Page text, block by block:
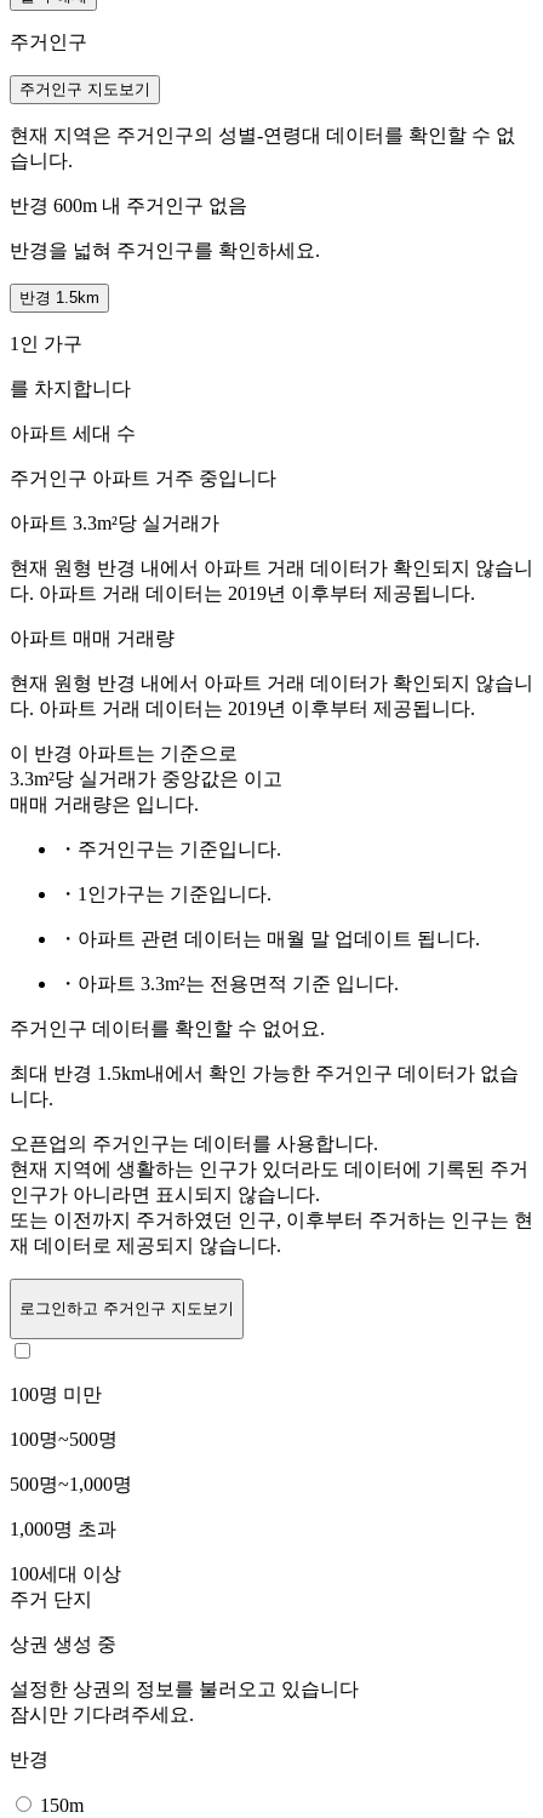
주거인구
주거인구 지도보기
현재 지역은 주거인구의 성별-연령대 데이터를 확인할 수 없
습니다.
반경 600m 내 주거인구 없음
반경을 넓혀 주거인구를 확인하세요.
반경 1.5km
1인 가구
를 차지합니다
아파트 세대 수
주거인구 아파트 거주 중입니다
아파트 3.3m²당 실거래가
현재 원형 반경 내에서 아파트 거래 데이터가 확인되지 않습니
다. 아파트 거래 데이터는 2019년 이후부터 제공됩니다.
아파트 매매 거래량
현재 원형 반경 내에서 아파트 거래 데이터가 확인되지 않습니
다. 아파트 거래 데이터는 2019년 이후부터 제공됩니다.
이 반경 아파트는 기준으로
3.3m²당 실거래가 중앙값은 이고
매매 거래량은 입니다.
・주거인구는 기준입니다.
・1인가구는 기준입니다.
・아파트 관련 데이터는 매월 말 업데이트 됩니다.
・아파트 3.3m²는 전용면적 기준 입니다.
주거인구 데이터를 확인할 수 없어요.
최대 반경 1.5km내에서 확인 가능한 주거인구 데이터가 없습
니다.
오픈업의 주거인구는 데이터를 사용합니다.
현재 지역에 생활하는 인구가 있더라도 데이터에 기록된 주거
인구가 아니라면 표시되지 않습니다.
또는 이전까지 주거하였던 인구, 이후부터 주거하는 인구는 현
재 데이터로 제공되지 않습니다.
로그인하고 주거인구 지도보기
100명 미만
100명~500명
500명~1,000명
1,000명 초과
100세대 이상
주거 단지
상권 생성 중
설정한 상권의 정보를 불러오고 있습니다
잠시만 기다려주세요.
반경
150m